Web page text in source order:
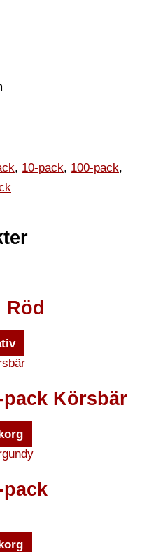
, 10-pack, 100-pack,
Körsbär